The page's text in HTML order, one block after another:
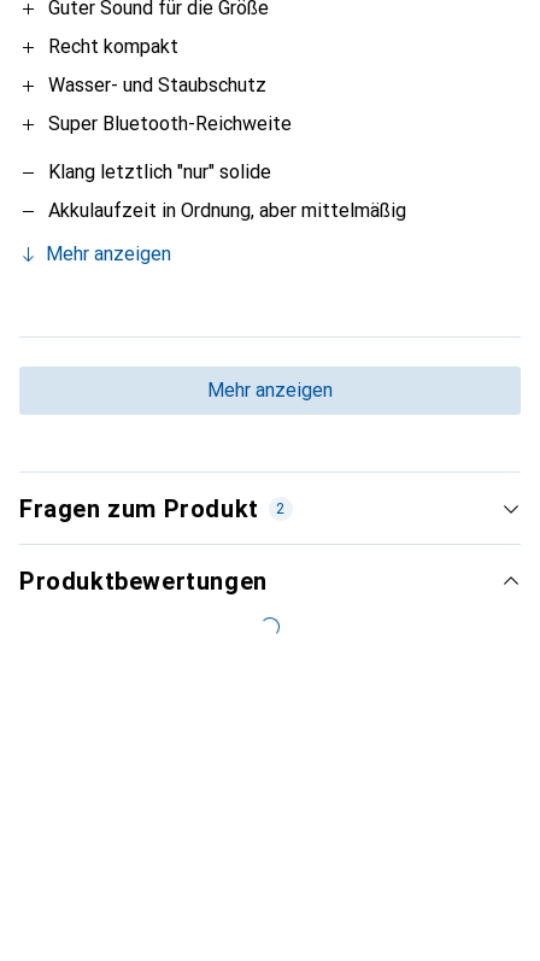
Guter Sound für die Größe
Recht kompakt
Wasser- und Staubschutz
Super Bluetooth-Reichweite
Klang letztlich "nur" solide
Akkulaufzeit in Ordnung, aber mittelmäßig
Mehr anzeigen
Mehr anzeigen
Fragen zum Produkt 2
Produktbewertungen